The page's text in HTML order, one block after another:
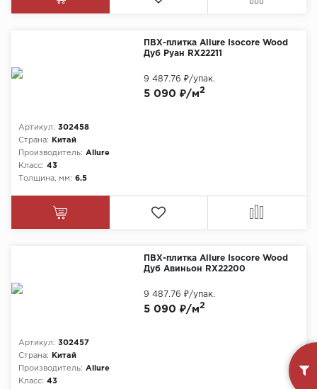
ПВХ-плитка Allure Isocore Wood
Дуб Руан RX22211
Артикул: 302458
Страна:
Китай
Производитель: Allure
Класс: 43
Толщина, мм: 6.5
5 090 ₽/м2
9 487.76 ₽/упак.
ПВХ-плитка Allure Isocore Wood
Дуб Авиньон RX22200
Артикул: 302457
Страна:
Китай
Производитель: Allure
Класс: 43
5 090 ₽/м2
9 487.76 ₽/упак.